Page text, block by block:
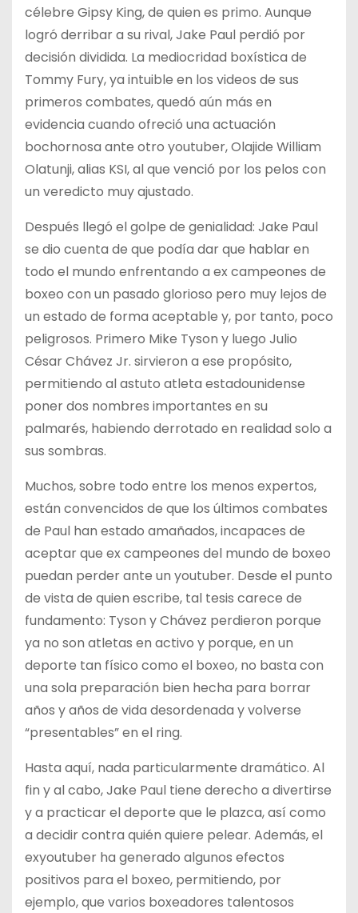
célebre Gipsy King, de quien es primo. Aunque
logró derribar a su rival, Jake Paul perdió por
decisión dividida. La mediocridad boxística de
Tommy Fury, ya intuible en los videos de sus
primeros combates, quedó aún más en
evidencia cuando ofreció una actuación
bochornosa ante otro youtuber, Olajide William
Olatunji, alias KSI, al que venció por los pelos con
un veredicto muy ajustado.
Después llegó el golpe de genialidad: Jake Paul
se dio cuenta de que podía dar que hablar en
todo el mundo enfrentando a ex campeones de
boxeo con un pasado glorioso pero muy lejos de
un estado de forma aceptable y, por tanto, poco
peligrosos. Primero Mike Tyson y luego Julio
César Chávez Jr. sirvieron a ese propósito,
permitiendo al astuto atleta estadounidense
poner dos nombres importantes en su
palmarés, habiendo derrotado en realidad solo a
sus sombras.
Muchos, sobre todo entre los menos expertos,
están convencidos de que los últimos combates
de Paul han estado amañados, incapaces de
aceptar que ex campeones del mundo de boxeo
puedan perder ante un youtuber. Desde el punto
de vista de quien escribe, tal tesis carece de
fundamento: Tyson y Chávez perdieron porque
ya no son atletas en activo y porque, en un
deporte tan físico como el boxeo, no basta con
una sola preparación bien hecha para borrar
años y años de vida desordenada y volverse
“presentables” en el ring.
Hasta aquí, nada particularmente dramático. Al
fin y al cabo, Jake Paul tiene derecho a divertirse
y a practicar el deporte que le plazca, así como
a decidir contra quién quiere pelear. Además, el
exyoutuber ha generado algunos efectos
positivos para el boxeo, permitiendo, por
ejemplo, que varios boxeadores talentosos